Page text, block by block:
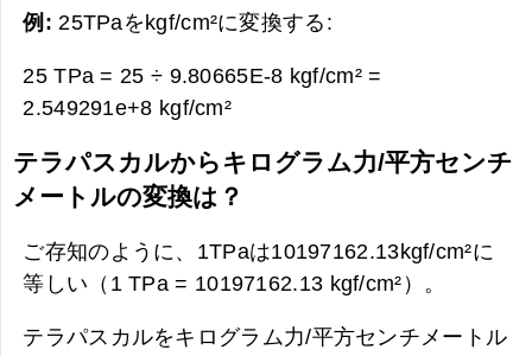
例: 25TPaをkgf/cm²に変換する:
25 TPa = 25 ÷ 9.80665E-8 kgf/cm² =
2.549291e+8 kgf/cm²
テラパスカルからキログラム力/平方センチ
メートルの変換は？
ご存知のように、1TPaは10197162.13kgf/cm²に
等しい（1 TPa = 10197162.13 kgf/cm²）。
テラパスカルをキログラム力/平方センチメートル